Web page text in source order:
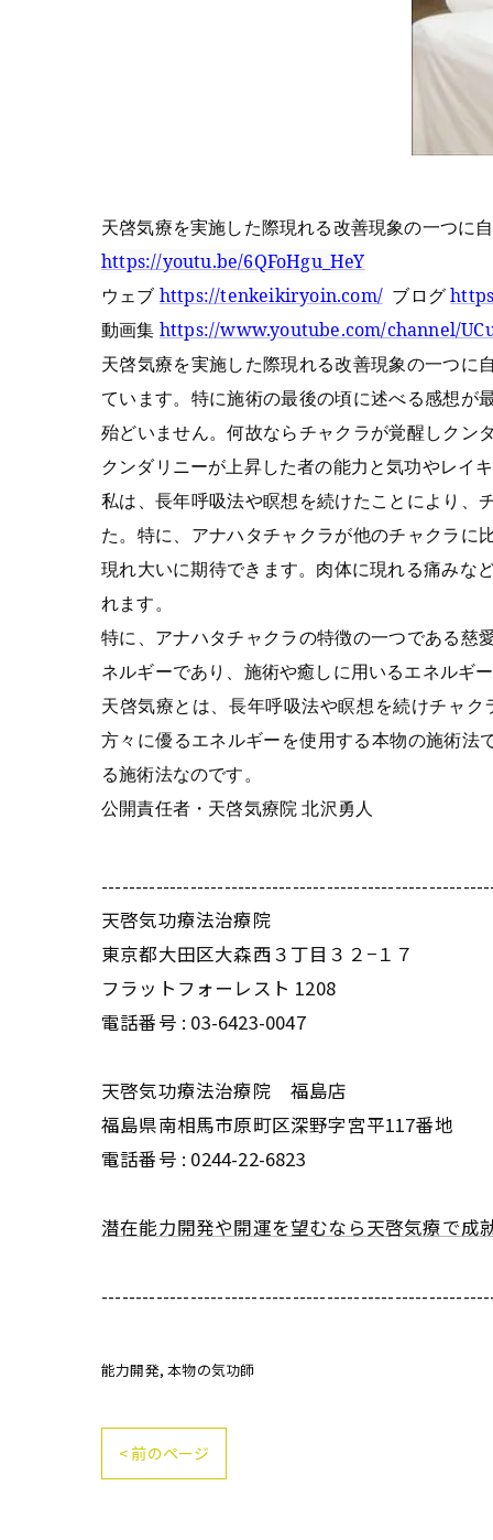
天啓気療を実施した際現れる改善現象の一つに
https://youtu.be/6QFoHgu_HeY
ウェブ https://tenkeikiryoin.com/ ブログ
動画集 https://www.youtube.com/channel/
天啓気療を実施した際現れる改善現象の一つに
ています。特に施術の最後の頃に述べる感想が
殆どいません。何故ならチャクラが覚醒しクン
クンダリニーが上昇した者の能力と気功やレイ
私は、長年呼吸法や瞑想を続けたことにより、
た。特に、アナハタチャクラが他のチャクラに
現れ大いに期待できます。肉体に現れる痛みな
れます。
特に、アナハタチャクラの特徴の一つである慈
ネルギーであり、施術や癒しに用いるエネルギ
天啓気療とは、長年呼吸法や瞑想を続けチャ
方々に優るエネルギーを使用する本物の施術法
る施術法なのです。
公開責任者・天啓気療院 北沢勇人
天啓気功療法治療院
東京都大田区大森西３丁目３２−１７
フラットフォーレスト 1208
電話番号 : 03-6423-0047
天啓気功療法治療院 福島店
福島県南相馬市原町区深野字宮平117番地
電話番号 : 0244-22-6823
潜在能力開発や開運を望むなら天啓気療で成
能力開発 本物の気功師
< 前のページ